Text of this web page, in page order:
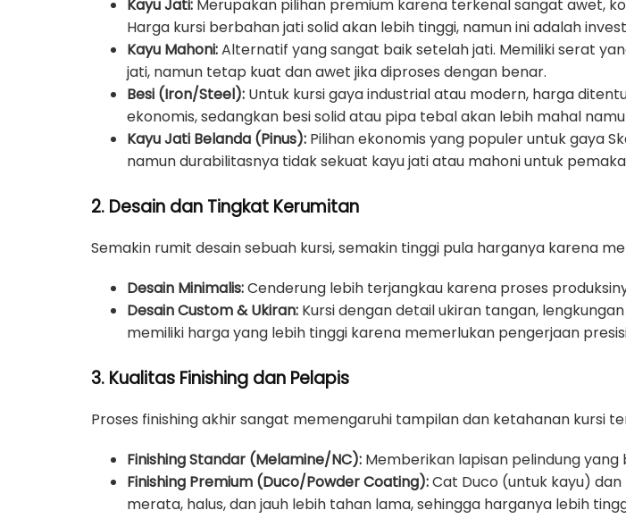
Kayu Jati: Merupakan pilihan premium karena terkenal sangat awet,
Harga kursi berbahan jati solid akan lebih tinggi, namun ini adalah
Kayu Mahoni:Alternatif yang sangat baik setelah jati. Memiliki serat
jati, namun tetap kuat dan awet jika diproses dengan benar.
Besi (Iron/Steel): Untuk kursi gaya industrial atau modern, harga
ekonomis, sedangkan besi solid atau pipa tebal akan lebih mahal
Kayu Jati Belanda (Pinus): Pilihan ekonomis yang populer untuk gaya
namun durabilitasnya tidak sekuat kayu jati atau mahoni untuk
2. Desain dan Tingkat Kerumitan
Semakin rumit desain sebuah kursi, semakin tinggi pula harganya karena
Desain Minimalis:Cenderung lebih terjangkau karena proses
Desain Custom & Ukiran: Kursi dengan detail ukiran tangan,
memiliki harga yang lebih tinggi karena memerlukan pengerjaan
3. Kualitas Finishing dan Pelapis
Proses finishing akhir sangat memengaruhi tampilan dan ketahanan kursi
Finishing Standar (Melamine/NC): Memberikan lapisan pelindung
Finishing Premium (Duco/Powder Coating):Cat Duco (untuk kayu)
merata, halus, dan jauh lebih tahan lama, sehingga harganya lebih